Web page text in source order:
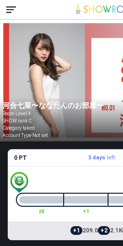
河合七菜〜ななたんのお部屋〜
Room Level 4
SHOW rank C
Category talent
Account Type Not set
0 PT 3 daysleft
±0 +1
+1 209.0 +2 2.1K